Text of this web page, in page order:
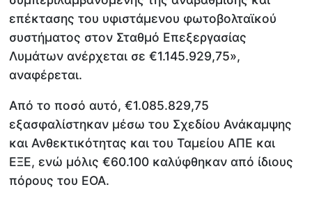
επέκτασης του υφιστάμενου φωτοβολταϊκού
συστήματος στον Σταθμό Επεξεργασίας
Λυμάτων ανέρχεται σε €1.145.929,75»,
αναφέρεται.
Από το ποσό αυτό, €1.085.829,75
εξασφαλίστηκαν μέσω του Σχεδίου Ανάκαμψης
και Ανθεκτικότητας και του Ταμείου ΑΠΕ και
ΕΞΕ, ενώ μόλις €60.100 καλύφθηκαν από ίδιους
πόρους του ΕΟΑ.